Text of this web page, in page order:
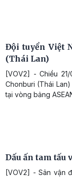
Đội tuyển Việt
(Thái Lan)
[VOV2] - Chiều
Chonburi (Thái
tại vòng bảng
Dấu ấn tam tấu
[VOV2] - Sân vận